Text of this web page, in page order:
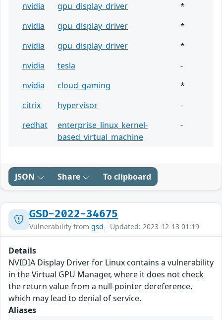
nvidia
gpu_display_driver
*
nvidia
gpu_display_driver
*
nvidia
gpu_display_driver
*
nvidia
tesla
-
nvidia
cloud_gaming
*
citrix
hypervisor
-
redhat
enterprise_linux_kernel-
based_virtual_machine
-
JSON Share To clipboard
GSD-2022-34675
Vulnerability from gsd - Updated: 2023-12-13 01:19
Details
NVIDIA Display Driver for Linux contains a vulnerability
in the Virtual GPU Manager, where it does not check
the return value from a null-pointer dereference,
which may lead to denial of service.
Aliases